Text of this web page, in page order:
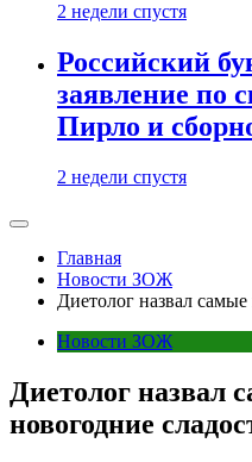
2 недели спустя
Российский
заявление по
Пирло и
2 недели спустя
Главная
Новости ЗОЖ
Диетолог назвал
Новости ЗОЖ
Диетолог назвал
новогодние